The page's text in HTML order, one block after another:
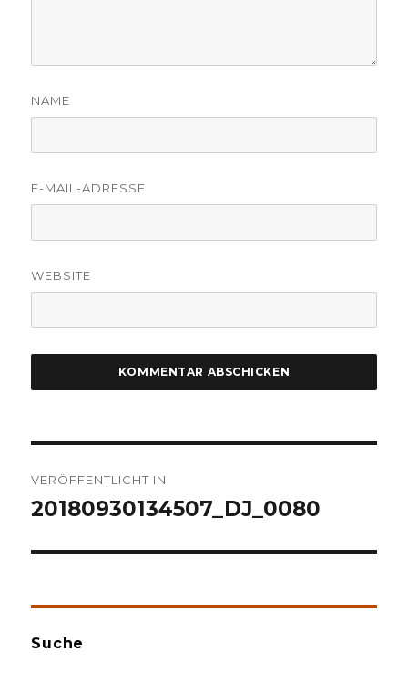
NAME
E-MAIL-ADRESSE
WEBSITE
VERÖFFENTLICHT IN
20180930134507_DJ_0080
Suche